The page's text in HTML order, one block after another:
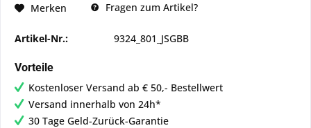
Merken Fragen zum Artikel?
Artikel-Nr.: 9324_801_JSGBB
Vorteile
Kostenloser Versand ab € 50,- Bestellwert
Versand innerhalb von 24h*
30 Tage Geld-Zurück-Garantie